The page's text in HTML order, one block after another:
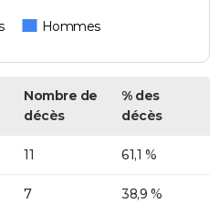
Hommes
Nombre de
décès
% des
décès
11 61,1 %
7 38,9 %